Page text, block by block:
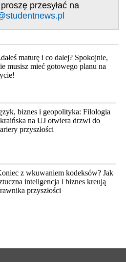
przesyłać na
maturę i co dalej? Spokojnie,
musisz mieć gotowego planu na
biznes i geopolityka: Filologia
na UJ otwiera drzwi do
przyszłości
z wkuwaniem kodeksów? Jak
inteligencja i biznes kreują
przyszłości